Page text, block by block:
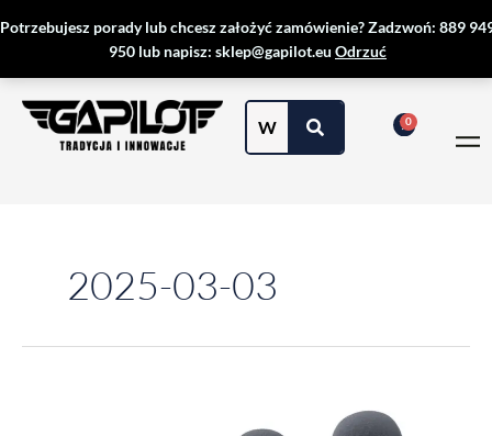
do
2025-03-03
Potrzebujesz porady lub chcesz założyć zamówienie? Zadzwoń: 889
950 lub napisz: sklep@gapilot.eu Odrzuć